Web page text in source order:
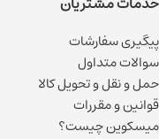
پیگیری سفارشات
سوالات متداول
حمل و نقل و تحویل کالا
قوانین و مقررات
میسکوین چیست؟